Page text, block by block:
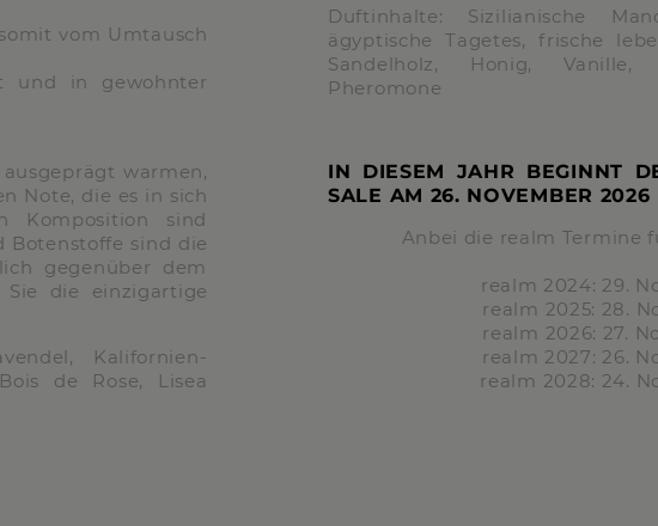
vom Umtausch
und in gewohnter
warmen,
Note, die es in sich
Komposition sind
Botenstoffe sind die
gegenüber dem
Sie die einzigartige
Kalifornien-
de Rose, Lisea
Duftinhalte: Sizilianische
ägyptische Tagetes, frische
Sandelholz, Honig, Vanille,
Pheromone
IN DIESEM JAHR BEGINNT
SALE AM 26. NOVEMBER
Anbei die realm Termine
realm 2024: 29.
realm 2025: 28.
realm 2026: 27.
realm 2027: 26.
realm 2028: 24.